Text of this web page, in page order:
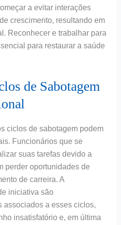
a evitar interações
crescimento, resultando em
Reconhecer e trabalhar para
para restaurar a saúde
de Sabotagem
ciclos de sabotagem podem
Funcionários que se
suas tarefas devido a
perder oportunidades de
de carreira. A
iniciativa são
associados a esses ciclos,
insatisfatório e, em última